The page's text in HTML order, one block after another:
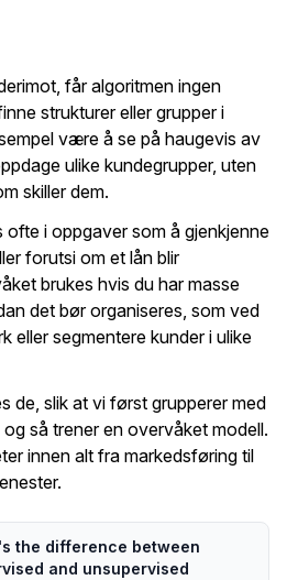
får algoritmen ingen
strukturer eller grupper i
være å se på haugevis av
ulike kundegrupper, uten
skiller dem.
i oppgaver som å gjenkjenne
forutsi om et lån blir
brukes hvis du har masse
det bør organiseres, som ved
eller segmentere kunder i ulike
de, slik at vi først grupperer med
så trener en overvåket modell.
innen alt fra markedsføring til
the difference between
and unsupervised